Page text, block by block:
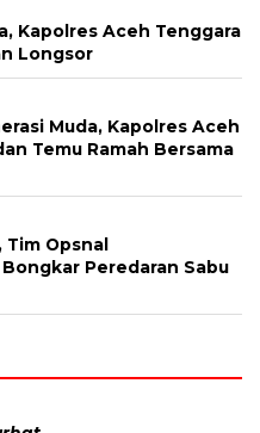
Kapolres Aceh Tenggara
Longsor
Muda, Kapolres Aceh
Temu Ramah Bersama
Opsnal
Peredaran Sabu